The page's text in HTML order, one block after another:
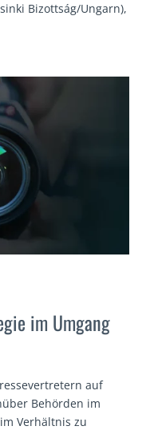
Bizottság/Ungarn),
im Umgang
auf
Behörden im
Verhältnis zu